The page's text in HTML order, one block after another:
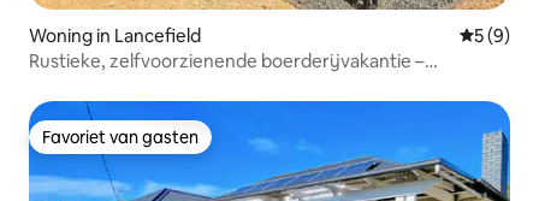
Woning in Lancefield
5 (9)
Rustieke, zelfvoorzienende boerderijvakantie –
Favoriet van gasten
Favoriet van gasten